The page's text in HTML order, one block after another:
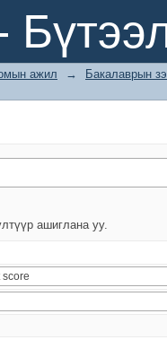
ажил →
Бакалаврын
ашиглана уу.